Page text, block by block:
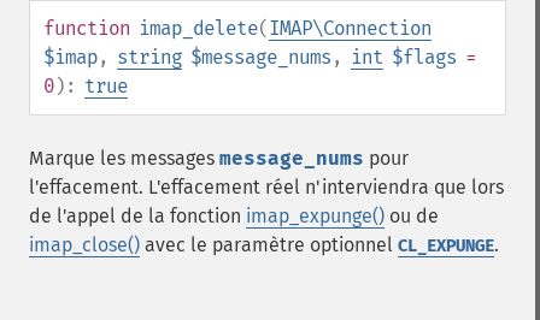
function imap_delete(IMAP\Connection
$imap, string $message_nums , int $flags =
0): true
Marque les messages message_nums pour
l'effacement. L'effacement réel n'interviendra que lors
de l'appel de la fonction imap_expunge() ou de
imap_close() avec le paramètre optionnel CL_EXPUNGE.